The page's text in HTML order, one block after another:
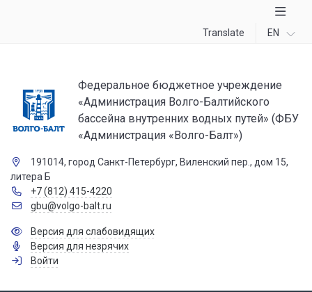
Translate EN
Федеральное бюджетное учреждение
«Администрация Волго-Балтийского
бассейна внутренних водных путей» (ФБУ
«Администрация «Волго-Балт»)
191014, город Санкт-Петербург, Виленский пер., дом 15,
литера Б
+7 (812) 415-4220
gbu@volgo-balt.ru
Версия для слабовидящих
Версия для незрячих
Войти